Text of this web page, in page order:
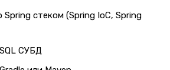
стеком (Spring IoC, Spring
СУБД